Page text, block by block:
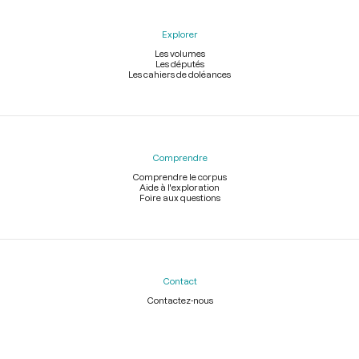
Explorer
Les volumes
Les députés
Les cahiers de doléances
Comprendre
Comprendre le corpus
Aide à l'exploration
Foire aux questions
Contact
Contactez-nous